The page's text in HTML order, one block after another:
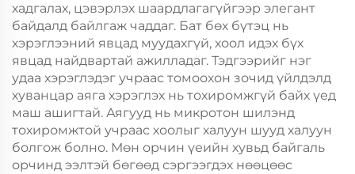
хадгалах, цэвэрлэх шаардлагагүйгээр элегант
байдалд байлгаж чаддаг. Бат бөх бүтэц нь
хэрэглээний явцад муудахгүй, хоол идэх бүх
явцад найдвартай ажилладаг. Тэдгээрийг нэг
удаа хэрэглэдэг учраас томоохон зочид үйлдэлд
хуванцар аяга хэрэглэх нь тохиромжгүй байх үед
маш ашигтай. Аягууд нь микротон шилэнд
тохиромжтой учраас хоолыг халуун шууд халуун
болгож болно. Мөн орчин үеийн хувьд байгаль
орчинд ээлтэй бөгөөд сэргээгдэх нөөцөөс